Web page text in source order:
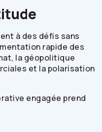
à des défis sans
rapide des
la géopolitique
et la polarisation
engagée prend